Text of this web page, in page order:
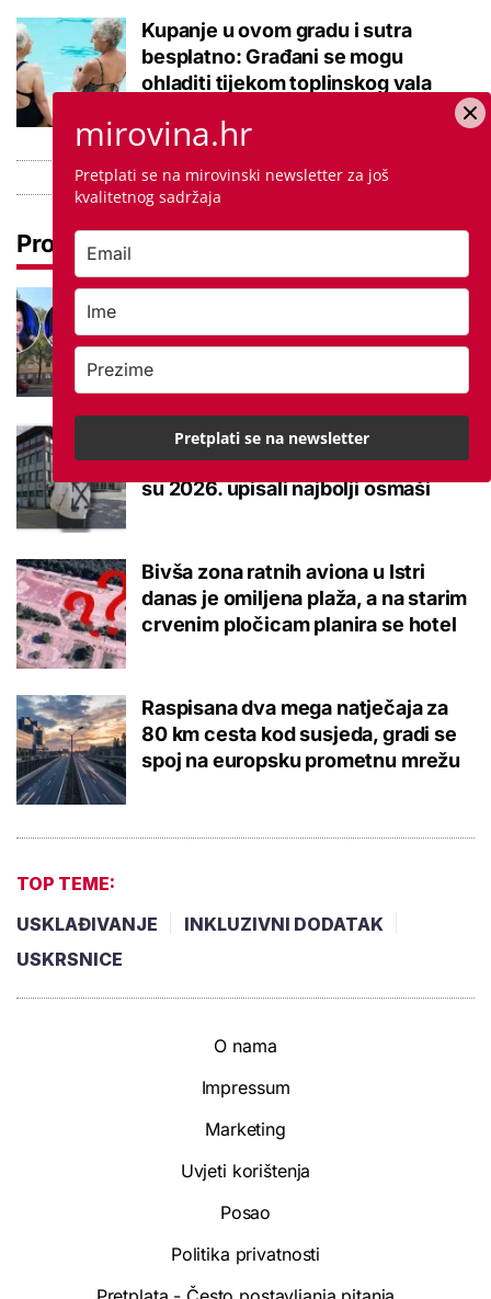
Kupanje u ovom gradu i sutra
besplatno: Građani se mogu
ohladiti tijekom toplinskog vala
Pročitaj još
brucoš mora naviknuti
Ovo je 10 srednjoškolskih smjerova
u Krapinsko-zagorskoj županiji koje
su 2026. upisali najbolji osmaši
Bivša zona ratnih aviona u Istri
danas je omiljena plaža, a na starim
crvenim pločicam planira se hotel
Raspisana dva mega natječaja za
80 km cesta kod susjeda, gradi se
spoj na europsku prometnu mrežu
TOP TEME:
USKLAĐIVANJE
INKLUZIVNI DODATAK
USKRSNICE
O nama
Impressum
Marketing
Uvjeti korištenja
Posao
Politika privatnosti
mirovina.hr
Pretplati se na mirovinski newsletter za još
kvalitetnog sadržaja
Pretplati se na newsletter